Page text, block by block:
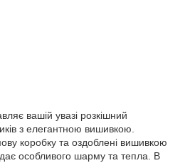
вашій увазі розкішний
з елегантною вишивкою.
коробку та оздоблені вишивкою
особливого шарму та тепла. В